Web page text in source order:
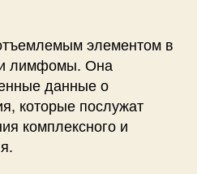
элементом в
лимфомы. Она
данные о
которые послужат
комплексного и